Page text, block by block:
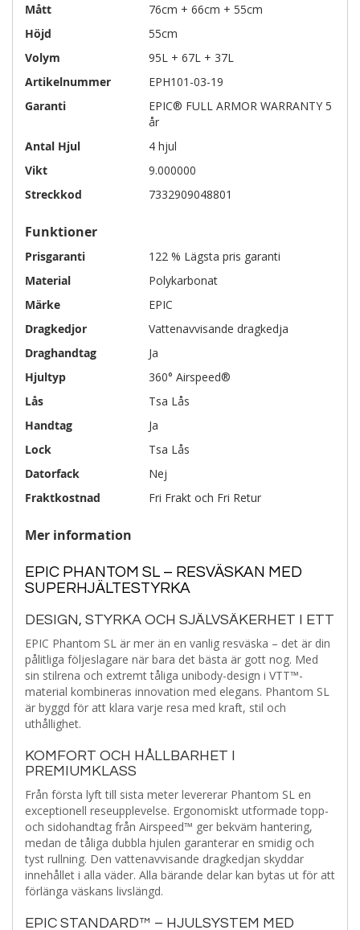
Mått
76cm + 66cm + 55cm
Höjd
55cm
Volym
95L + 67L + 37L
Artikelnummer
EPH101-03-19
Garanti
EPIC® FULL ARMOR WARRANTY 5
år
Antal Hjul
4 hjul
Vikt
9.000000
Streckkod
7332909048801
Funktioner
Prisgaranti
122 % Lägsta pris garanti
Material
Polykarbonat
Märke
EPIC
Dragkedjor
Vattenavvisande dragkedja
Draghandtag
Ja
Hjultyp
360° Airspeed®
Lås
Tsa Lås
Handtag
Ja
Lock
Tsa Lås
Datorfack
Nej
Fraktkostnad
Fri Frakt och Fri Retur
Mer information
EPIC PHANTOM SL – RESVÄSKAN MED
SUPERHJÄLTESTYRKA
DESIGN, STYRKA OCH SJÄLVSÄKERHET I ETT
EPIC Phantom SL är mer än en vanlig resväska – det är din
pålitliga följeslagare när bara det bästa är gott nog. Med
sin stilrena och extremt tåliga unibody-design i VTT™-
material kombineras innovation med elegans. Phantom SL
är byggd för att klara varje resa med kraft, stil och
uthållighet.
KOMFORT OCH HÅLLBARHET I
PREMIUMKLASS
Från första lyft till sista meter levererar Phantom SL en
exceptionell reseupplevelse. Ergonomiskt utformade topp-
och sidohandtag från Airspeed™ ger bekväm hantering,
medan de tåliga dubbla hjulen garanterar en smidig och
tyst rullning. Den vattenavvisande dragkedjan skyddar
innehållet i alla väder. Alla bärande delar kan bytas ut för att
förlänga väskans livslängd.
EPIC STANDARD™ – HJULSYSTEM MED